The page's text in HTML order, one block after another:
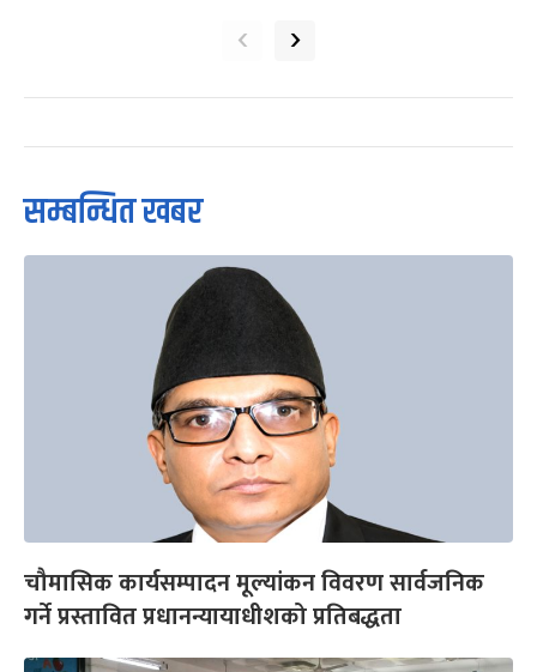
‹ ›
सम्बन्धित खबर
चौमासिक कार्यसम्पादन मूल्यांकन विवरण सार्वजनिक
गर्ने प्रस्तावित प्रधानन्यायाधीशको प्रतिबद्धता